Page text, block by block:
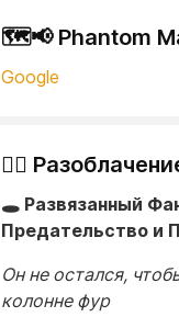
🗺️📢 Phantom
Google
🕵️‍♂️
🕳️ Развязанный
Предательство и
Он не остался,
колонне фур